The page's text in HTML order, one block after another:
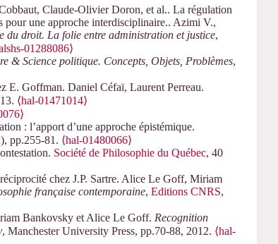
Claude-Olivier Doron, et al.. La régulation
pour une approche interdisciplinaire.. Azimi V.,
du droit. La folie entre administration et justice,
01288086⟩
& Science politique. Concepts, Objets, Problèmes,
E. Goffman. Daniel Céfaï, Laurent Perreau.
⟨hal-01471014⟩
: l’apport d’une approche épistémique.
pp.255-81. ⟨hal-01480066⟩
Société de Philosophie du Québec, 40
chez J.P. Sartre. Alice Le Goff, Miriam
française contemporaine, Editions CNRS,
Bankovsky et Alice Le Goff. Recognition
, Manchester University Press, pp.70-88, 2012. ⟨hal-